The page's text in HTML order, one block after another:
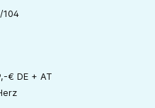
104
€ DE + AT